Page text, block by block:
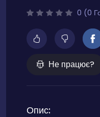
0 (0
Не працює?
Опис: